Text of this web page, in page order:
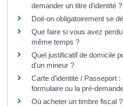
demander un titre d'identité ?
Doit-on obligatoirement se
Que faire si vous avez
même temps ?
Quel justificatif de domicile
d'un mineur ?
Carte d'identité / Passeport
formulaire ou la pré-
Où acheter un timbre fiscal ?